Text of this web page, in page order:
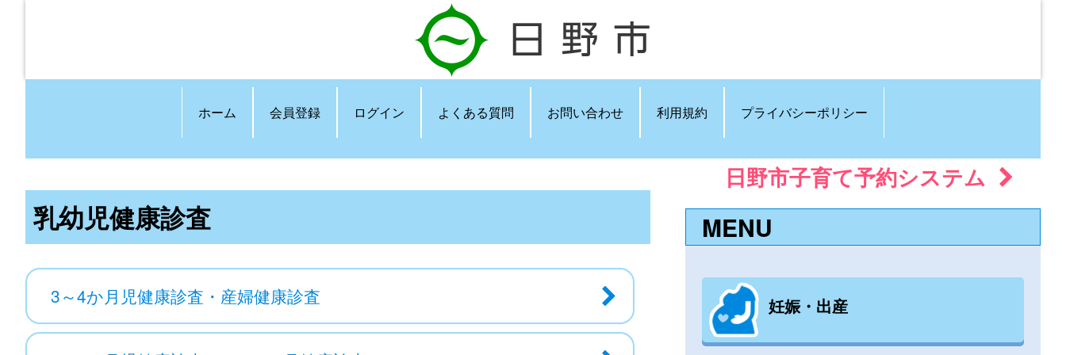
ホーム 会員登録 ログイン よくある質問 お問い合わせ 利用規約 プライバシーポリシー
乳幼児健康診査
3～4か月児健康診査・産婦健康診査
日野市子育て予約システム
MENU
妊娠・出産